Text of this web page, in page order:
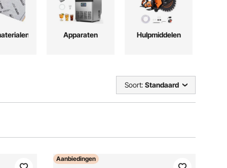
Apparaten Hulpmiddelen
Soort: Standaard
Aanbiedingen